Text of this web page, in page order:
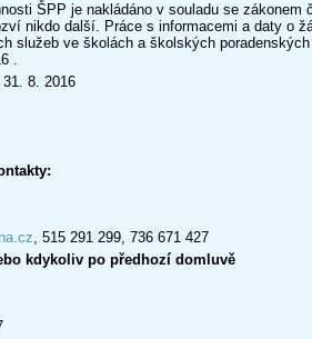
ŠPP je nakládáno v souladu se zákonem
nikdo další. Práce s informacemi a daty o
služeb ve školách a školských
.
8. 2016
, 515 291 299, 736 671 427
kdykoliv po předhozí domluvě